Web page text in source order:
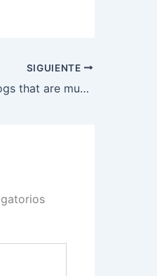
SIGUIENTE
5 bike touring blogs that are much more helpful than this one.